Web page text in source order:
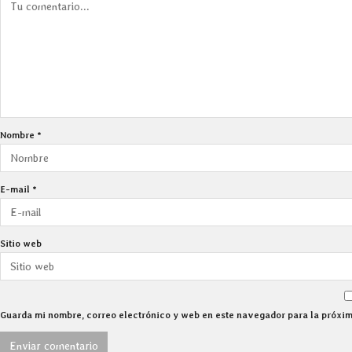
Nombre *
E-mail *
Sitio web
Guarda mi nombre, correo electrónico y web en este navegador para la